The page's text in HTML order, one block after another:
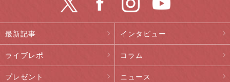
最新記事 インタビュー
ライブレポ コラム
プレゼント ニュース